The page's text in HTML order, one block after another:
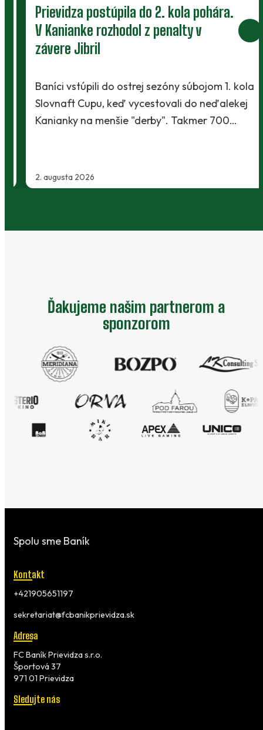
Prievidza postúpila do 2. kola pohára.
V Kanianke rozhodol z penalty v
závere Jibril
2. augusta 2026
Baníci vstúpili do ostrej sezóny súbojom 1. kola
Slovnaft Cupu, keď vycestovali do neďalekej
Kanianky na menšie "derby". Takmer 700…
Ďakujeme našim partnerom a
sponzorom
Spolu sme Baník
Kontakt
+421905651197
sekretariat@fcbanikprievidza.sk
Adresa
FC Baník Prievidza s.r.o.
Športová 37
971 01 Prievidza
Sledujte nás